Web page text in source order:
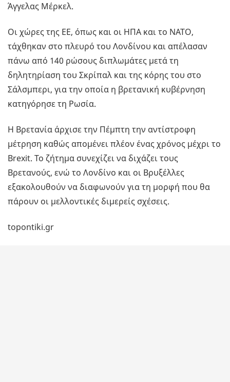
Άγγελας Μέρκελ.
Οι χώρες της ΕΕ, όπως και οι ΗΠΑ και το NATO,
τάχθηκαν στο πλευρό του Λονδίνου και απέλασαν
πάνω από 140 ρώσους διπλωμάτες μετά τη
δηλητηρίαση του Σκρίπαλ και της κόρης του στο
Σάλσμπερι, για την οποία η βρετανική κυβέρνηση
κατηγόρησε τη Ρωσία.
Η Βρετανία άρχισε την Πέμπτη την αντίστροφη
μέτρηση καθώς απομένει πλέον ένας χρόνος μέχρι το
Brexit. Το ζήτημα συνεχίζει να διχάζει τους
Βρετανούς, ενώ το Λονδίνο και οι Βρυξέλλες
εξακολουθούν να διαφωνούν για τη μορφή που θα
πάρουν οι μελλοντικές διμερείς σχέσεις.
topontiki.gr